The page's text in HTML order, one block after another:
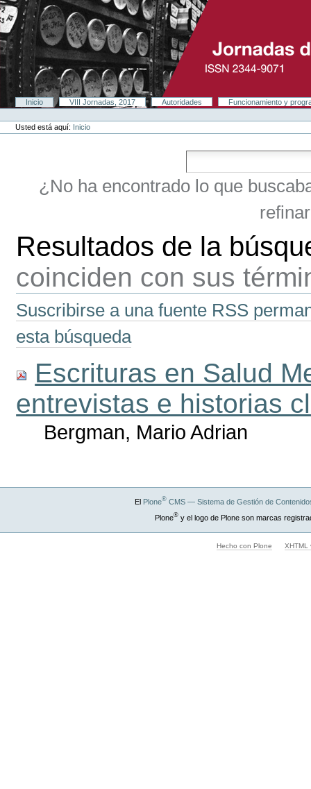
Cambiar
a
contenido.
|
Saltar
navegación
Secciones
Inicio VIII Jornadas, 2017 Autoridades
Funcionamiento y
Herramientas
Personales
Usted está aquí: Inicio
¿No ha encontrado lo que
Resultados de la
coinciden con sus
Suscribirse a una fuente RSS
esta búsqueda
Escrituras en Salud
entrevistas e historias
Bergman, Mario Adrian
El Plone®CMS — Sistema de Gestión de
Plone®y el logo de Plone son marcas
Hecho con Plone XHTML